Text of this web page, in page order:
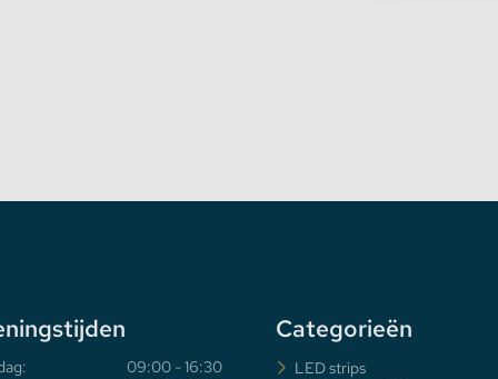
09:00 - 16:30
Categorieën
LED strips